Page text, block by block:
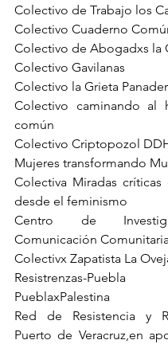
Colectivo de Trabajo los
Colectivo Cuaderno
Colectivo de Abogadxs la
Colectivo Gavilanas
Colectivo la Grieta
Colectivo caminando al
común
Colectivo Criptopozol
Mujeres transformando
Colectiva Miradas
desde el feminismo
Centro de
Comunicación
Colectivx Zapatista La
Resistrenzas-Puebla
PueblaxPalestina
Red de Resistencia y
Puerto de Veracruz,en